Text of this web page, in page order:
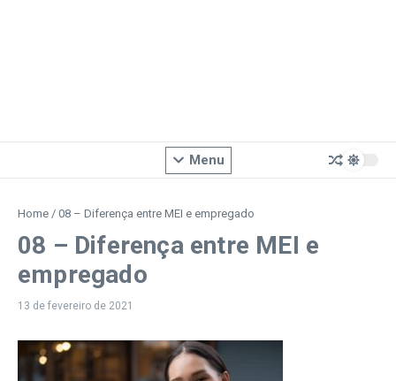
Menu
Home / 08 – Diferença entre MEI e empregado
08 – Diferença entre MEI e
empregado
13 de fevereiro de 2021